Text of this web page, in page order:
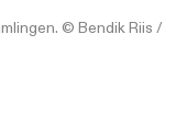
© Bendik Riis /